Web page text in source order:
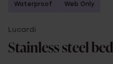
Waterproof Web Only
Lucardi
Stainless steel